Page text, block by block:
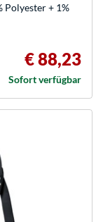
Polyester + 1%
€ 88,23
Sofort verfügbar